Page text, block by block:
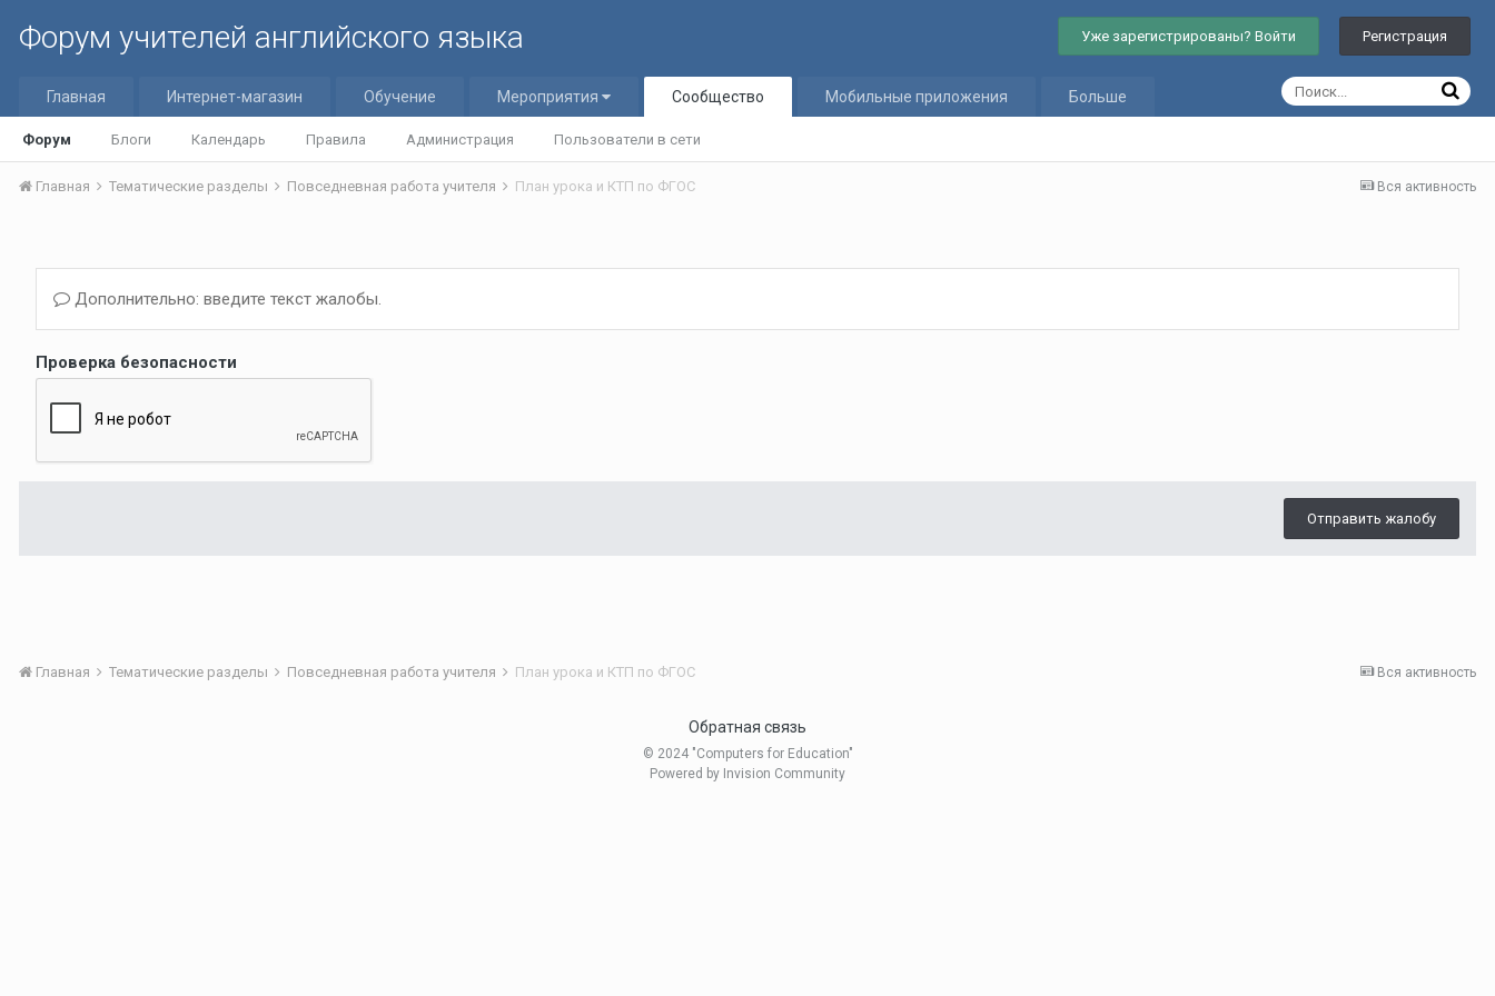
Форум учителей английского языка Уже зарегистрированы? Войти Регистрация
Главная Интернет-магазин Обучение Мероприятия Сообщество
Форум Блоги Календарь Правила Администрация Пользователи в сети
Мобильные приложения Больше
Вся активность
Главная Тематические разделы Повседневная работа учителя План урока и КТП по ФГОС
Дополнительно: введите текст жалобы.
Проверка безопасности
Отправить жалобу
Вся активность
Главная Тематические разделы Повседневная работа учителя План урока и КТП по ФГОС
Обратная связь
© 2024 "Computers for Education"
Powered by Invision Community